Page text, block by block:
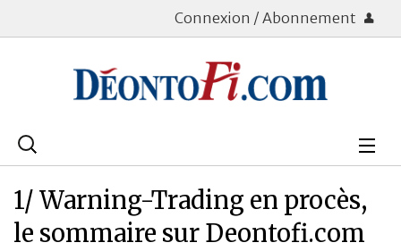
Connexion / Abonnement
Rechercher
Bourse
1/ Warning-Trading en procès,
le sommaire sur Deontofi.com